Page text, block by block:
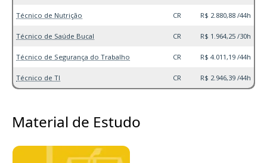
Técnico de Nutrição CR R$ 2.880,88 /44h
Técnico de Saúde Bucal CR R$ 1.964,25 /30h
Técnico de Segurança do Trabalho CR R$ 4.011,19 /44h
Técnico de TI CR R$ 2.946,39 /44h
Material de Estudo